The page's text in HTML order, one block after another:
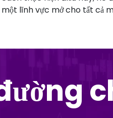
một lĩnh vực mở cho tất cả